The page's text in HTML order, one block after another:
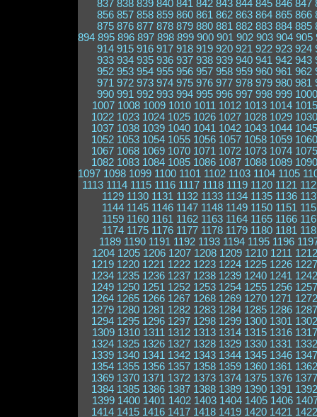
837 838 839 840 841 842 843 844 845 846 847
856 857 858 859 860 861 862 863 864 865 866
875 876 877 878 879 880 881 882 883 884 885
894 895 896 897 898 899 900 901 902 903 904 905
914 915 916 917 918 919 920 921 922 923 924
933 934 935 936 937 938 939 940 941 942 943
952 953 954 955 956 957 958 959 960 961 962
971 972 973 974 975 976 977 978 979 980 981
990 991 992 993 994 995 996 997 998 999 1000
1007 1008 1009 1010 1011 1012 1013 1014 1015
1022 1023 1024 1025 1026 1027 1028 1029 1030
1037 1038 1039 1040 1041 1042 1043 1044 1045
1052 1053 1054 1055 1056 1057 1058 1059 1060
1067 1068 1069 1070 1071 1072 1073 1074 1075
1082 1083 1084 1085 1086 1087 1088 1089 1090
1097 1098 1099 1100 1101 1102 1103 1104 1105
1113 1114 1115 1116 1117 1118 1119 1120 1121
1129 1130 1131 1132 1133 1134 1135 1136
1144 1145 1146 1147 1148 1149 1150 1151
1159 1160 1161 1162 1163 1164 1165 1166
1174 1175 1176 1177 1178 1179 1180 1181
1189 1190 1191 1192 1193 1194 1195 1196
1204 1205 1206 1207 1208 1209 1210 1211 1212
1219 1220 1221 1222 1223 1224 1225 1226 1227
1234 1235 1236 1237 1238 1239 1240 1241 1242
1249 1250 1251 1252 1253 1254 1255 1256 1257
1264 1265 1266 1267 1268 1269 1270 1271 1272
1279 1280 1281 1282 1283 1284 1285 1286 1287
1294 1295 1296 1297 1298 1299 1300 1301 1302
1309 1310 1311 1312 1313 1314 1315 1316 1317
1324 1325 1326 1327 1328 1329 1330 1331 1332
1339 1340 1341 1342 1343 1344 1345 1346 1347
1354 1355 1356 1357 1358 1359 1360 1361 1362
1369 1370 1371 1372 1373 1374 1375 1376 1377
1384 1385 1386 1387 1388 1389 1390 1391 1392
1399 1400 1401 1402 1403 1404 1405 1406
1414 1415 1416 1417 1418 1419 1420 1421 1422